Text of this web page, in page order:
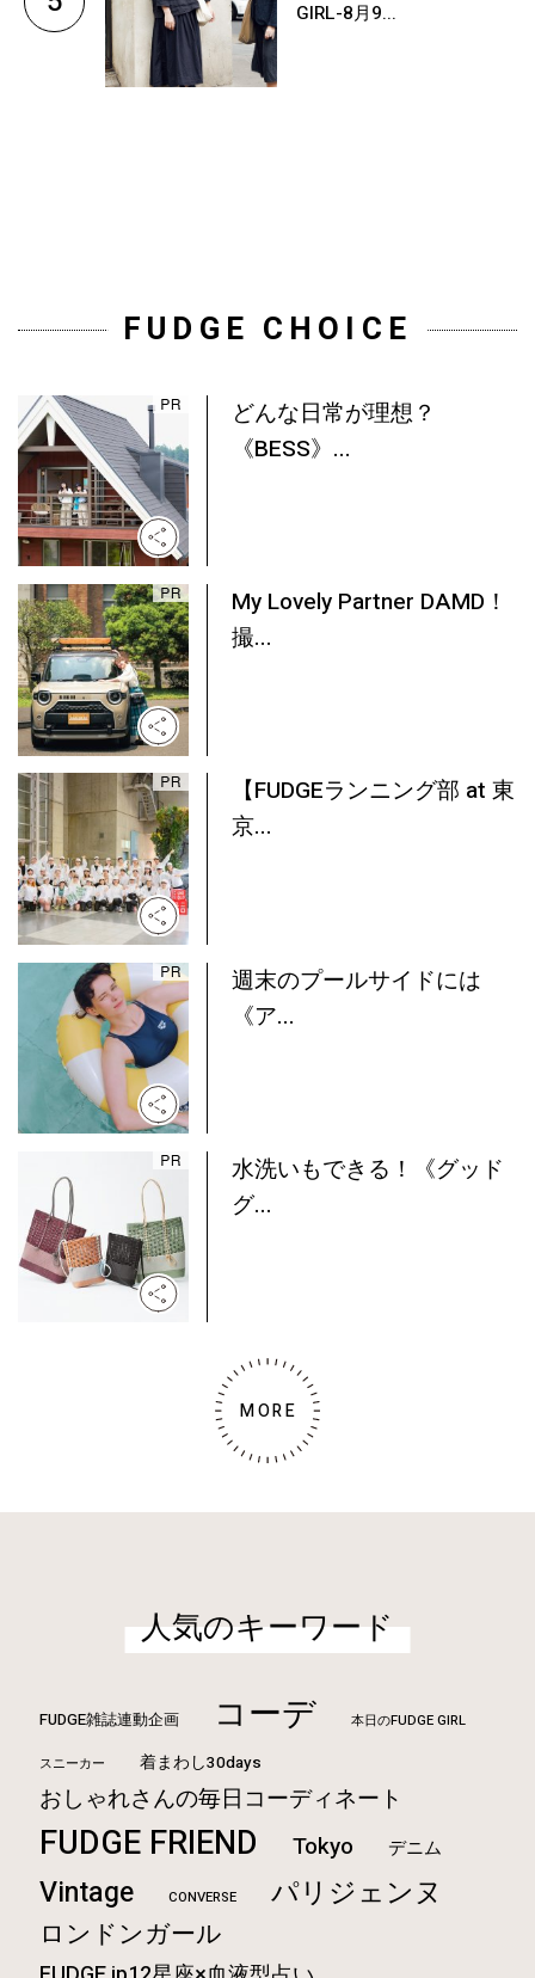
GIRL-8月9...
FUDGE CHOICE
どんな日常が理想？
《BESS》...
My Lovely Partner DAMD！
撮...
【FUDGEランニング部 at 東
京...
週末のプールサイドには
《ア...
水洗いもできる！《グッド
グ...
MORE
人気のキーワード
FUDGE雑誌連動企画 コーデ 本日のFUDGE GIRL
スニーカー 着まわし30days
おしゃれさんの毎日コーディネート
FUDGE FRIEND Tokyo デニム
Vintage CONVERSE パリジェンヌ
ロンドンガール